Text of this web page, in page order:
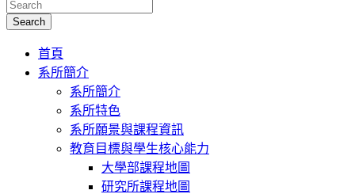
Search
首頁
系所簡介
系所簡介
系所特色
系所願景與課程資訊
教育目標與學生核心能力
大學部課程地圖
研究所課程地圖